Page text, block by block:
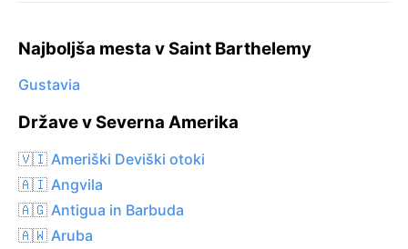
Najboljša mesta v Saint Barthelemy
Gustavia
Države v Severna Amerika
🇻🇮 Ameriški Deviški otoki
🇦🇮 Angvila
🇦🇬 Antigua in Barbuda
🇦🇼 Aruba